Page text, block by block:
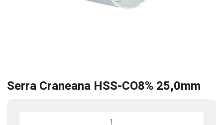
Serra Craneana HSS-CO8% 25,0mm